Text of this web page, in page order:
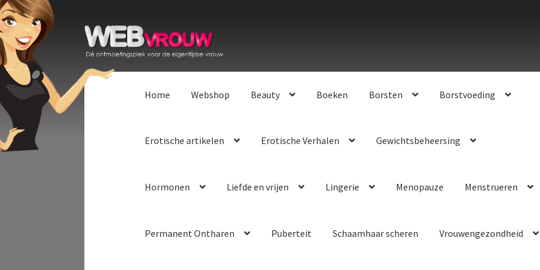
Ga
door
navigatie
Ga
naar
inhoud
Home Webshop Beauty Boeken Borsten Borstvoeding
Erotische artikelen Erotische Verhalen Gewichtsbeheersing
Hormonen Liefde en vrijen Lingerie Menopauze Menstrueren
Permanent Ontharen Puberteit Schaamhaar scheren Vrouwengezondheid